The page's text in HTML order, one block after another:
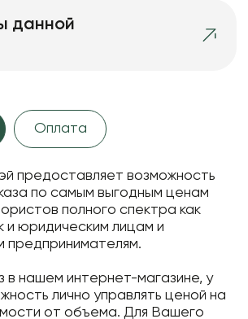
данной
Оплата
предоставляет возможность
по самым выгодным ценам
полного спектра как
и юридическим лицам и
предпринимателям.
в нашем интернет-магазине, у
лично управлять ценой на
от объема. Для Вашего